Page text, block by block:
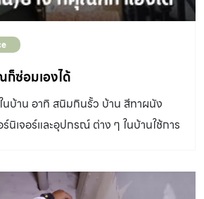
ซ่อมเองได้
นบ้าน อาทิ สนิมกินรั้ว บ้าน สีทาผนัง
นิเจอร์และอุปกรณ์ ต่าง ๆ ในบ้านใช้การ
ใหญ่โตได้ ยุคนี้เป็น ยุคแห่งการประหยัด